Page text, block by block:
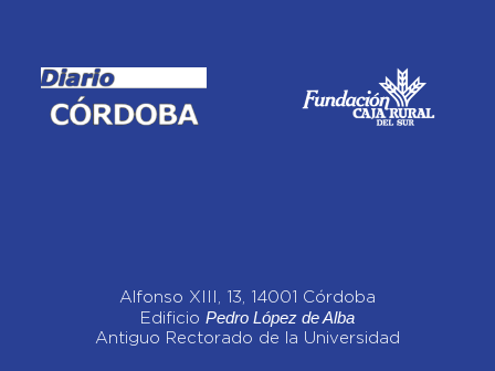
Alfonso XIII, 13, 14001 Córdoba
Edificio Pedro López de Alba
Antiguo Rectorado de la Universidad